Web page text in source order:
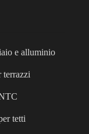
e alluminio
terrazzi
tetti